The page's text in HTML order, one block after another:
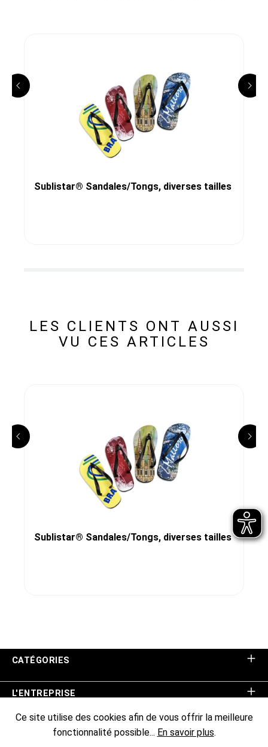
Sublistar® Sandales/Tongs, diverses tailles
LES CLIENTS ONT AUSSI
VU CES ARTICLES
Sublistar® Sandales/Tongs, diverses tailles
CATÉGORIES
L'ENTREPRISE
ASSISTANCE BOUTIQUE
Ce site utilise des cookies afin de vous offrir la meilleure
fonctionnalité possible... En savoir plus.